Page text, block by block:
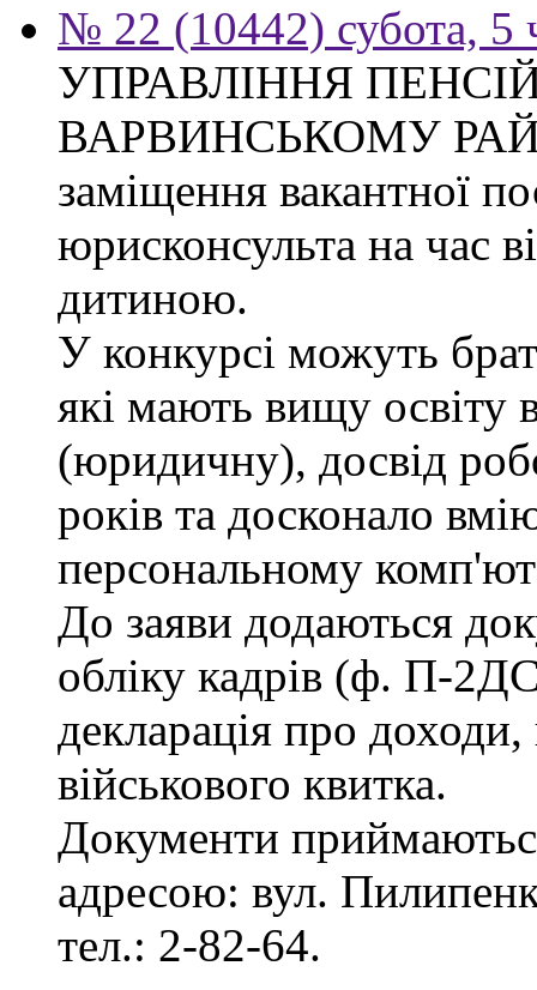
№ 22 (10442) субота, 5
УПРАВЛІННЯ
ВАРВИНСЬКОМУ
заміщення вакантної
юрисконсульта на час
дитиною.
У конкурсі можуть
які мають вищу освіту
(юридичну), досвід
років та досконало
персональному
До заяви додаються
обліку кадрів (ф. П-
декларація про доходи,
військового квитка.
Документи
адресою: вул.
тел.: 2-82-64.